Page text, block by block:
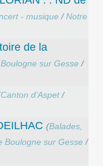
- musique/Notre
de la
sur Gesse/
Canton d’Aspet/
(Balades,
Boulogne sur Gesse/